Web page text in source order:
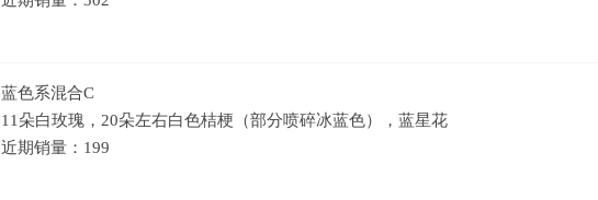
蓝色系混合C
11朵白玫瑰，20朵左右白色桔梗（部分喷碎冰蓝色），蓝星花
近期销量：199